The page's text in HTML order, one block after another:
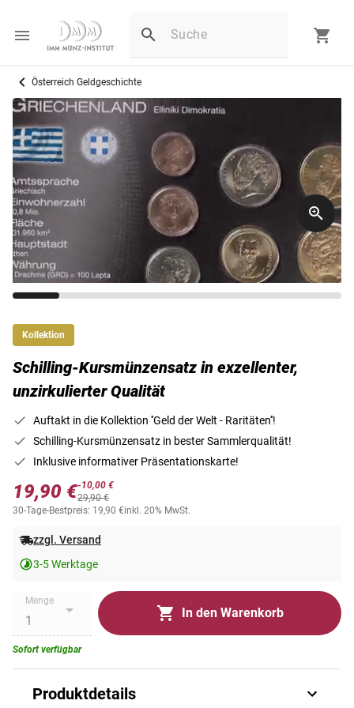
Österreich Geldgeschichte
Kollektion
Schilling-Kursmünzensatz in exzellenter,
unzirkulierter Qualität
Auftakt in die Kollektion ''Geld der Welt - Raritäten''!
Schilling-Kursmünzensatz in bester Sammlerqualität!
Inklusive informativer Präsentationskarte!
19,90 €-10,00 €
29,90 €
30-Tage-Bestpreis: 19,90 €inkl. 20% MwSt.
zzgl. Versand
3-5 Werktage
Menge
In den Warenkorb
Sofort verfügbar
Produktdetails